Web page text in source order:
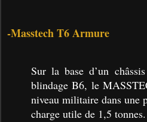
-Masstech T6 Armure
Sur la base d’un
blindage B6, le
niveau militaire dans une
charge utile de 1,5 tonnes.